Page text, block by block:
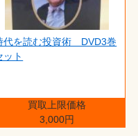
代を読む投資術 DVD3巻
ット
買取上限価格
3,000円